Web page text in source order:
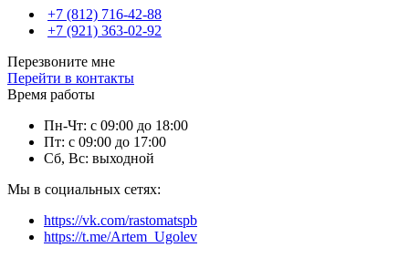
+7 (812) 716-42-88
+7 (921) 363-02-92
Перезвоните мне
Перейти в контакты
Время работы
Пн-Чт: с 09:00 до 18:00
Пт: с 09:00 до 17:00
Сб, Вс: выходной
Мы в социальных сетях:
https://vk.com/rastomatspb
https://t.me/Artem_Ugolev